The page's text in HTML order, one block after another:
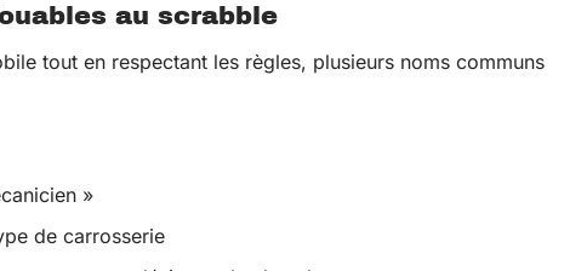
au scrabble
tout en respectant les règles, plusieurs noms communs
»
de carrosserie